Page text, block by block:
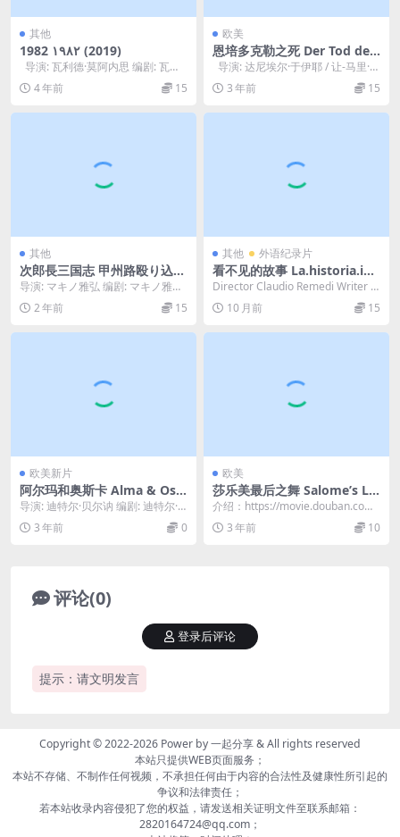
其他
1982 ١٩٨٢ (2019)
导演: 瓦利德·莫阿内思 编剧: 瓦利
德·莫阿内思 主演: 娜丁·...
4 年前 15
欧美
恩培多克勒之死 Der Tod des
Empedokles oder: Wenn d
ann der Erde Grün von neu
em Euch erglänzt (1987)
导演: 达尼埃尔·于伊耶 / 让-马里·斯
特劳布 编剧: Diet...
3 年前 15
其他
次郎長三国志 甲州路殴り込み
(1965
导演: マキノ雅弘 编剧: マキノ雅弘
主演: 鹤田浩二 / 佐久間良子 / 長...
2 年前 15
其他 外语纪录片
看不见的故事 La.historia.inv
isible.2013
Director Claudio Remedi Writer Cl
audio R...
10 月前 15
欧美新片
阿尔玛和奥斯卡 Alma & Osk
ar (2023)
导演: 迪特尔·贝尔讷 编剧: 迪特尔·
贝尔讷 主演: 艾米莉·考克斯 / 安东...
3 年前 0
欧美
莎乐美最后之舞 Salome’s La
st Dance (1988)
介绍：https://movie.douban.com/
subject/1874...
3 年前 10
评论(0)
提示：请文明发言
登录后评论
Copyright © 2022-2026 Power by一起分享& All rights reserved
本站只提供WEB页面服务；
本站不存储、不制作任何视频，不承担任何由于内容的合法性及健康性所引起的
争议和法律责任；
若本站收录内容侵犯了您的权益，请发送相关证明文件至联系邮箱：
2820164724@qq.com；